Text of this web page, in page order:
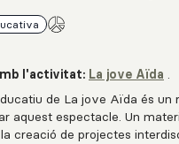
l'activitat: La jove Aïda .
de La jove Aïda és un
aquest espectacle. Un
creació de projectes